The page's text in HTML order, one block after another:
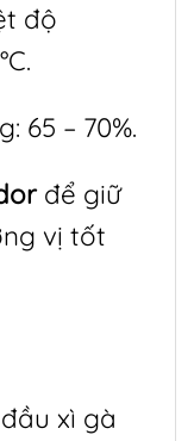
độ
65 – 70%.
để giữ
vị tốt
xì gà